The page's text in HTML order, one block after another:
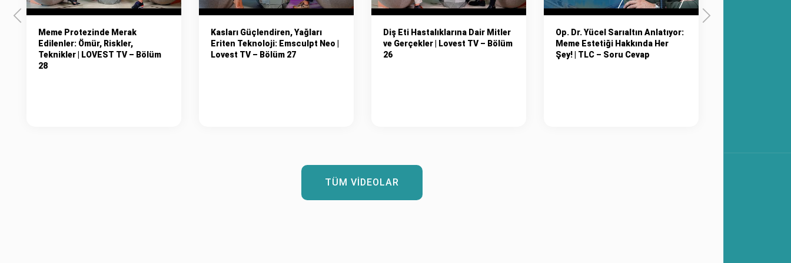
Meme Protezinde Merak
Edilenler: Ömür, Riskler,
Teknikler | LOVEST TV – Bölüm
28
Kasları Güçlendiren, Yağları
Eriten Teknoloji: Emsculpt Neo |
Lovest TV – Bölüm 27
Diş Eti Hastalıklarına Dair Mitler
ve Gerçekler | Lovest TV – Bölüm
26
Op. Dr. Yücel Sarıaltın Anlatıyor:
Meme Estetiği Hakkında Her
Şey! | TLC – Soru Cevap
TÜM VIDEOLAR